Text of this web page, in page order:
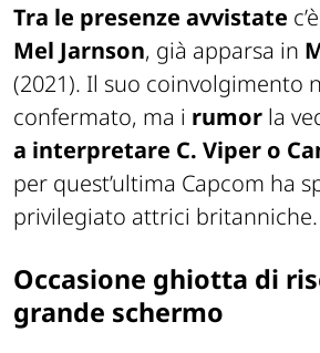
Tra le presenze avvistate
Mel Jarnson, già apparsa in
(2021). Il suo coinvolgimento
confermato, ma i rumor la
a interpretare C. Viper o
per quest’ultima Capcom ha
privilegiato attrici britanniche.
Occasione ghiotta di
grande schermo